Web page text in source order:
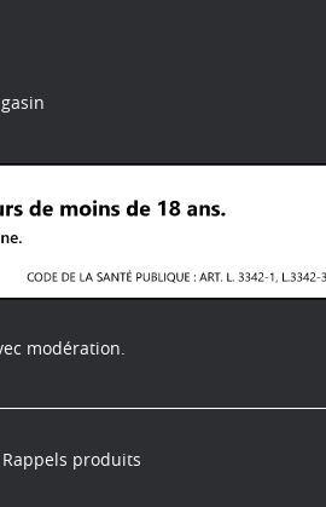
modération.
Rappels produits